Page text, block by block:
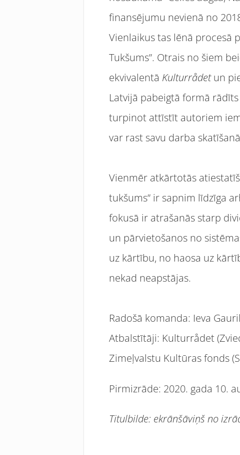
finansējumu nevienā no
Vienlaikus tas lēnā procesā
Tukšums”. Otrais no šiem
ekvivalentā Kulturrådetun
Latvijā pabeigtā formā
turpinot attīstīt autoriem
var rast savu darba
Vienmēr atkārtotās
tukšums” ir sapnim līdzīga
fokusā ir atrašanās starp
un pārvietošanos no
uz kārtību, no haosa uz
nekad neapstājas.
Radošā komanda: Ieva
Atbalstītāji: Kulturrådet
Zimeļvalstu Kultūras fonds
Pirmizrāde: 2020. gada 10.
Titulbilde: ekrānšāviņš no